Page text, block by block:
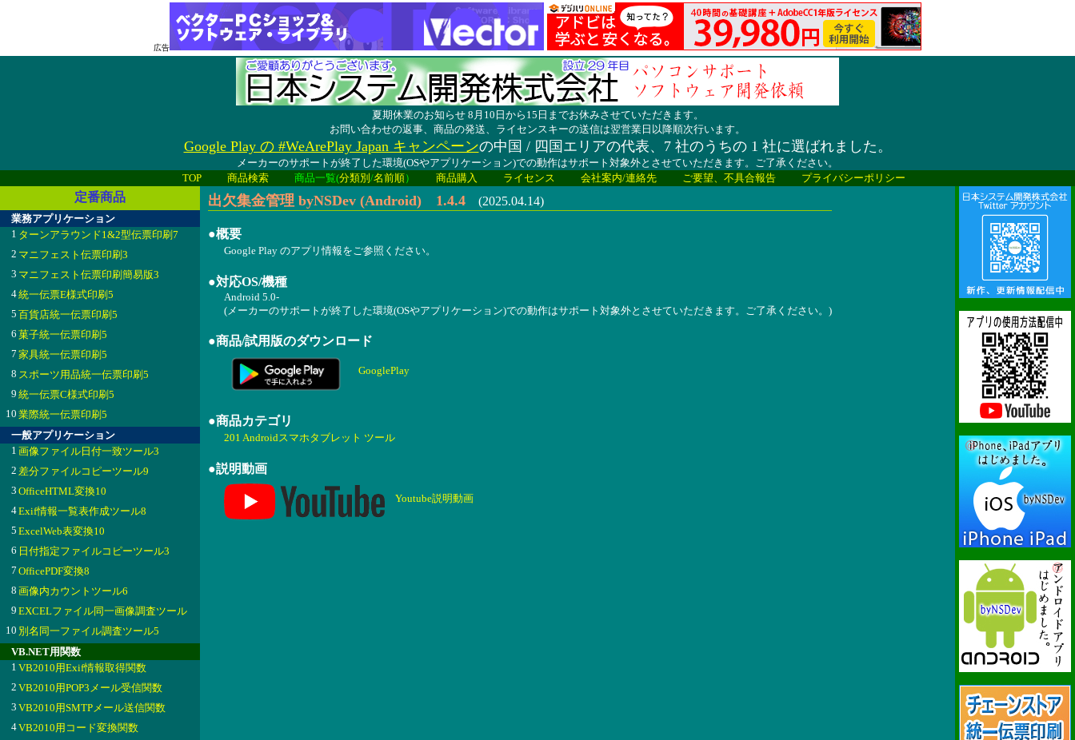
広告
夏期休業のお知らせ 8月10日から15日までお休みさせていただきます。
お問い合わせの返事、商品の発送、ライセンスキーの送信は翌営業日以降順次行います。
Google Play の #WeArePlay Japan キャンペーンの中国 / 四国エリアの代表、7 社のうちの 1 社に選ばれました。
メーカーのサポートが終了した環境(OSやアプリケーション)での動作はサポート対象外とさせていただきます。ご了承ください。
TOP
商品検索 商品一覧(分類別 /名前順） 商品購入 ライセンス 会社案内/連絡先 ご要望、不具合報告 プライバシーポリシー
定番商品
業務アプリケーション
1 ターンアラウンド1&2型伝票印刷7
2 マニフェスト伝票印刷3
3 マニフェスト伝票印刷簡易版3
4統一伝票E様式印刷5
5 百貨店統一伝票印刷5
6 菓子統一伝票印刷5
7 家具統一伝票印刷5
8 スポーツ用品統一伝票印刷5
9 統一伝票C様式印刷5
10 業際統一伝票印刷5
一般アプリケーション
1 画像ファイル日付一致ツール3
2 差分ファイルコピーツール9
3 OfficeHTML変換10
4Exif情報一覧表作成ツール8
5 ExcelWeb表変換10
6 日付指定ファイルコピーツール3
7 OfficePDF変換8
8 画像内カウントツール6
9 EXCELファイル同一画像調査ツール
10 別名同一ファイル調査ツール5
VB.NET用関数
1 VB2010用Exif情報取得関数
2 VB2010用POP3メール受信関数
3 VB2010用SMTPメール送信関数
4VB2010用コード変換関数
出欠集金管理 byNSDev (Android) 1.4.4 (2025.04.14)
●概要
Google Play のアプリ情報をご参照ください。
●対応OS/機種
Android 5.0-
(メーカーのサポートが終了した環境(OSやアプリケーション)での動作はサポート対象外とさせていただきます。ご了承ください。)
●商品/試用版のダウンロード
GooglePlay
●商品カテゴリ
201 Androidスマホタブレット ツール
●説明動画
Youtube説明動画